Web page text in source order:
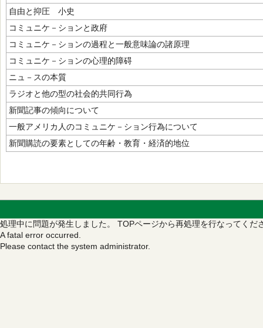
自由と抑圧 小史
コミュニケ－ションと政府
コミュニケ－ションの過程と一般意味論の諸原理
コミュニケ－ションの心理的障碍
ニュ－スの本質
ラジオと他の型の社会的共同行為
新聞記事の傾向について
一般アメリカ人のコミュニケ－ション行為について
新聞購読の要素としての年齢・教育・経済的地位
処理中に問題が発生しました。 TOPページから再処理を行なってくだ
A fatal error occurred.
Please contact the system administrator.